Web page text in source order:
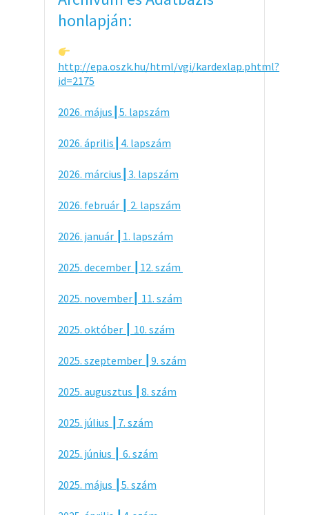
honlapján:
http://epa.oszk.hu/html/vgi/kardexlap.phtml?
id=2175
2026. május┃5. lapszám
2026. április┃4. lapszám
2026. március┃3. lapszám
2026. február ┃ 2. lapszám
2026. január ┃1. lapszám
2025. december ┃12. szám
2025. november┃ 11. szám
2025. október ┃ 10. szám
2025. szeptember ┃9. szám
2025. augusztus ┃8. szám
2025. július ┃7. szám
2025. június ┃ 6. szám
2025. május ┃5. szám